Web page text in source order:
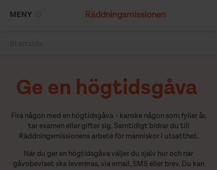
MENY
Ge en högtidsgåva
Fira någon med en högtidsgåva - kanske någon som fyller år,
tar examen eller gifter sig. Samtidigt bidrar du till
Räddningsmissionens arbete för människor i utsatthet.
När du ger en högtidsgåva väljer du själv hur och när
gåvobeviset ska levereras, via email, SMS eller brev. Du kan